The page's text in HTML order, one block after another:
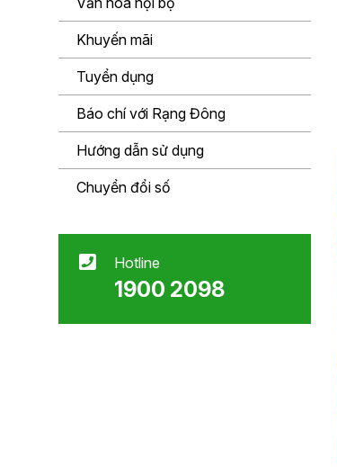
Khuyến mãi
Tuyển dụng
Báo chí với Rạng Đông
Hướng dẫn sử dụng
Chuyển đổi số
Hotline
1900 2098